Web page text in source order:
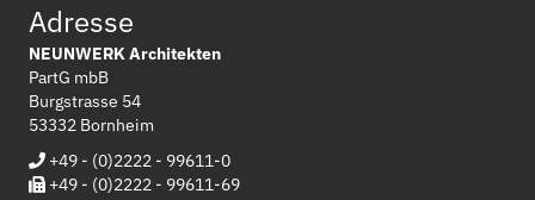
Adresse
NEUNWERK Architekten
PartG mbB
Burgstrasse 54
53332 Bornheim
+49 - (0)2222 - 99611-0
+49 - (0)2222 - 99611-69